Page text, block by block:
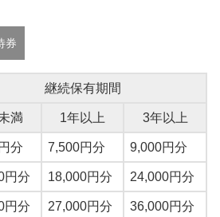
券
継続保有期間
満 1年以上 3年以上
分 7,500円分 9,000円分
円分 18,000円分 24,000円分
円分 27,000円分 36,000円分